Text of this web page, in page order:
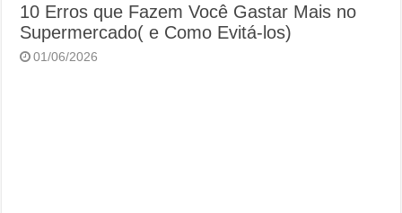
10 Erros que Fazem Você Gastar Mais no
Supermercado( e Como Evitá-los)
01/06/2026